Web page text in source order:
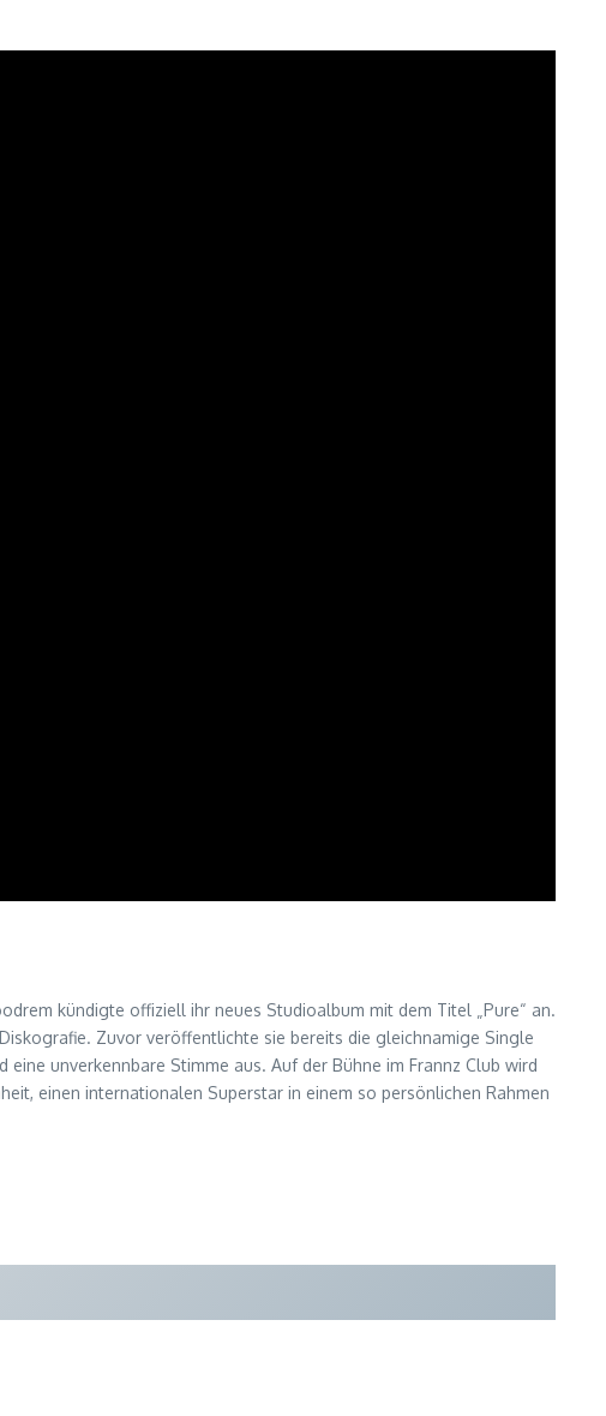
kündigte offiziell ihr neues Studioalbum mit dem Titel „Pure“ an.
Zuvor veröffentlichte sie bereits die gleichnamige Single
unverkennbare Stimme aus. Auf der Bühne im Frannz Club wird
einen internationalen Superstar in einem so persönlichen Rahmen